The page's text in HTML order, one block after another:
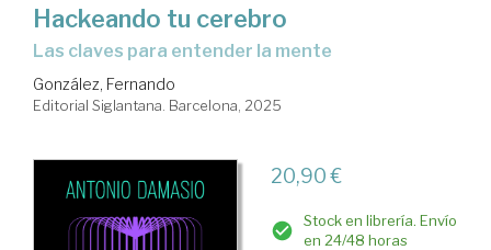
Hackeando tu cerebro
Las claves para entender la mente
González, Fernando
Editorial Siglantana. Barcelona, 2025
20,90 €
Stock en librería. Envío
en 24/48 horas